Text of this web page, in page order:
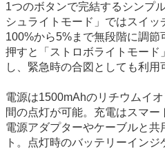
1つのボタンで完結するシンプ
シュライトモード」ではスイ
100%から5%まで無段階に調節
押すと「ストロボライトモー
し、緊急時の合図としても利用
電源は1500mAhのリチウムイ
間の点灯が可能。充電はスマ
電源アダプターやケーブルと
ト。点灯時のバッテリーイン